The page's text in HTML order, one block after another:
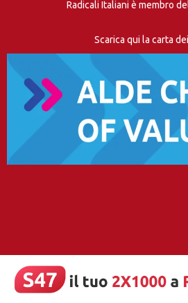
Radicali Italiani è membro
Scarica qui la carta